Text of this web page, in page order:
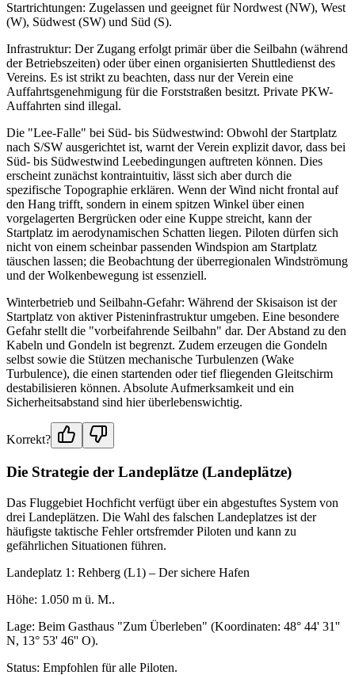
Startrichtungen: Zugelassen und geeignet für Nordwest (NW), West
(W), Südwest (SW) und Süd (S).
Infrastruktur: Der Zugang erfolgt primär über die Seilbahn (während
der Betriebszeiten) oder über einen organisierten Shuttledienst des
Vereins. Es ist strikt zu beachten, dass nur der Verein eine
Auffahrtsgenehmigung für die Forststraßen besitzt. Private PKW-
Auffahrten sind illegal.
Die "Lee-Falle" bei Süd- bis Südwestwind: Obwohl der Startplatz
nach S/SW ausgerichtet ist, warnt der Verein explizit davor, dass bei
Süd- bis Südwestwind Leebedingungen auftreten können. Dies
erscheint zunächst kontraintuitiv, lässt sich aber durch die
spezifische Topographie erklären. Wenn der Wind nicht frontal auf
den Hang trifft, sondern in einem spitzen Winkel über einen
vorgelagerten Bergrücken oder eine Kuppe streicht, kann der
Startplatz im aerodynamischen Schatten liegen. Piloten dürfen sich
nicht von einem scheinbar passenden Windspion am Startplatz
täuschen lassen; die Beobachtung der überregionalen Windströmung
und der Wolkenbewegung ist essenziell.
Winterbetrieb und Seilbahn-Gefahr: Während der Skisaison ist der
Startplatz von aktiver Pisteninfrastruktur umgeben. Eine besondere
Gefahr stellt die "vorbeifahrende Seilbahn" dar. Der Abstand zu den
Kabeln und Gondeln ist begrenzt. Zudem erzeugen die Gondeln
selbst sowie die Stützen mechanische Turbulenzen (Wake
Turbulence), die einen startenden oder tief fliegenden Gleitschirm
destabilisieren können. Absolute Aufmerksamkeit und ein
Sicherheitsabstand sind hier überlebenswichtig.
Korrekt?
Die Strategie der Landeplätze (Landeplätze)
Das Fluggebiet Hochficht verfügt über ein abgestuftes System von
drei Landeplätzen. Die Wahl des falschen Landeplatzes ist der
häufigste taktische Fehler ortsfremder Piloten und kann zu
gefährlichen Situationen führen.
Landeplatz 1: Rehberg (L1) – Der sichere Hafen
Höhe: 1.050 m ü. M..
Lage: Beim Gasthaus "Zum Überleben" (Koordinaten: 48° 44' 31''
N, 13° 53' 46'' O).
Status: Empfohlen für alle Piloten.